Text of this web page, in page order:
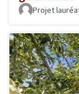
Projet